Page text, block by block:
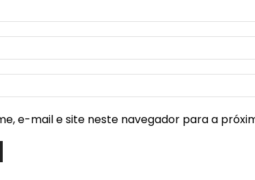
e-mail e site neste navegador para a